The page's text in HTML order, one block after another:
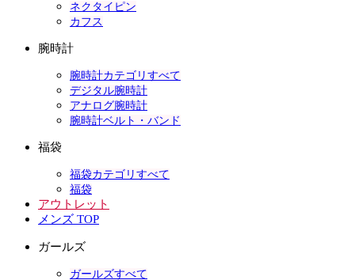
ネクタイピン
カフス
腕時計
腕時計カテゴリすべて
デジタル腕時計
アナログ腕時計
腕時計ベルト・バンド
福袋
福袋カテゴリすべて
福袋
アウトレット
メンズ TOP
ガールズ
ガールズすべて